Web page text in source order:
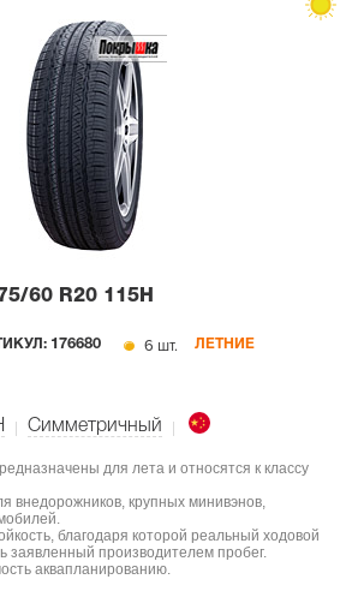
60 R20 115H
176680 6 шт. ЛЕТНИЕ
Симметричный
для лета и относятся к классу
внедорожников, крупных минивэнов,
благодаря которой реальный ходовой
заявленный производителем пробег.
аквапланированию.